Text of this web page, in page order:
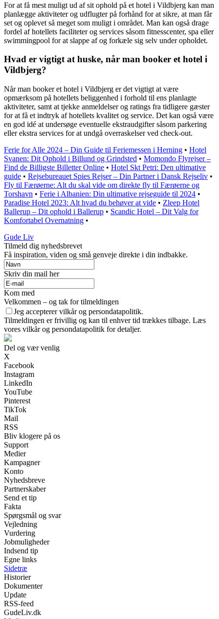
For at få mest muligt ud af sit ophold på et hotel i Vildbjerg kan man
planlægge aktiviteter og udflugter på forhånd for at sikre, at man får
set og oplevet så meget som muligt i området. Man kan også drage
fordel af hotellets faciliteter og services såsom fitnesscenter, spa eller
swimmingpool for at slappe af og forkæle sig selv under opholdet.
Hvad er vigtigt at huske, når man booker et hotel i
Vildbjerg?
Når man booker et hotel i Vildbjerg er det vigtigt at være
opmærksom på hotellets beliggenhed i forhold til ens planlagte
aktiviteter, samt at tjekke anmeldelser og ratings fra tidligere gæster
for at få et indtryk af hotellets kvalitet og service. Det kan også være
en god idé at undersøge eventuelle ekstraudgifter såsom parkering
eller ekstra services for at undgå overraskelser ved check-out.
Ferie for Alle 2024 – Din Guide til Feriemessen i Herning • Hotel
Svanen: Dit Ophold i Billund og Grindsted • Momondo Flyrejser –
Find de Billigste Billetter Online • Hotel Skt Petri: Den ultimative
guide • Rejsebureauet Spies Rejser – Din Partner i Dansk Rejseliv •
Fly til Færøerne: Alt du skal vide om direkte fly til Færøerne og
Torshavn • Ferie i Albanien: Din ultimative rejseguide til 2024 •
Paradise Hotel 2023: Alt hvad du behøver at vide • Zleep Hotel
Ballerup – Dit ophold i Ballerup • Scandic Hotel – Dit Valg for
Komfortabel Overnatning •
Gude Liv
Tilmeld dig nyhedsbrevet
Få inspiration, viden og små genveje direkte i din indbakke.
Skriv din mail her
Kom med
Velkommen – og tak for tilmeldingen
Jeg accepterer vilkår og persondatapolitik.
Tilmeldingen er frivillig og kan til enhver tid trækkes tilbage. Læs
vores vilkår og persondatapolitik for detaljer.
Del og vær venlig
X
Facebook
Instagram
LinkedIn
YouTube
Pinterest
TikTok
Mail
RSS
Bliv klogere på os
Support
Medier
Kampagner
Konto
Nyhedsbreve
Partnerskaber
Send et tip
Fakta
Spørgsmål og svar
Vejledning
Vurdering
Jobmuligheder
Indsend tip
Egne links
Sidetræ
Historier
Dokumenter
Update
RSS-feed
GudeLiv.dk